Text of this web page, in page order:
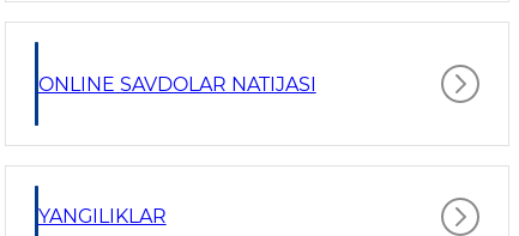
ONLINE SAVDOLAR NATIJASI
YANGILIKLAR